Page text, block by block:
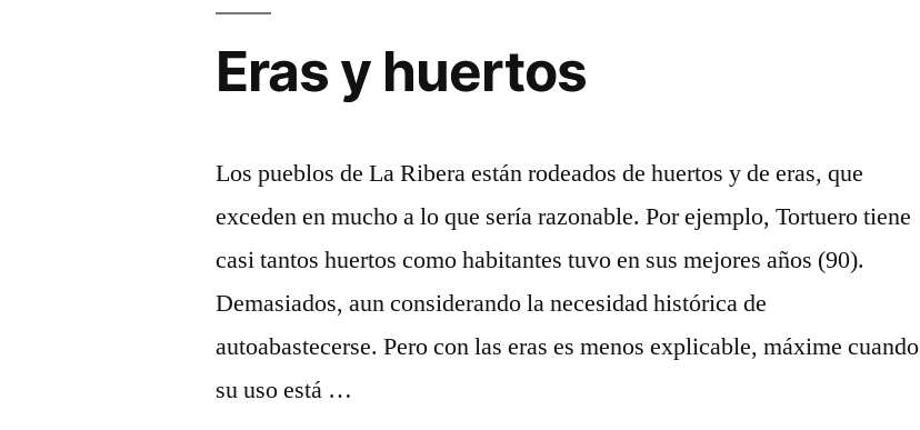
Eras y huertos
Los pueblos de La Ribera están rodeados de huertos y de eras, que
exceden en mucho a lo que sería razonable. Por ejemplo, Tortuero tiene
casi tantos huertos como habitantes tuvo en sus mejores años (90).
Demasiados, aun considerando la necesidad histórica de
autoabastecerse. Pero con las eras es menos explicable, máxime cuando
su uso está …